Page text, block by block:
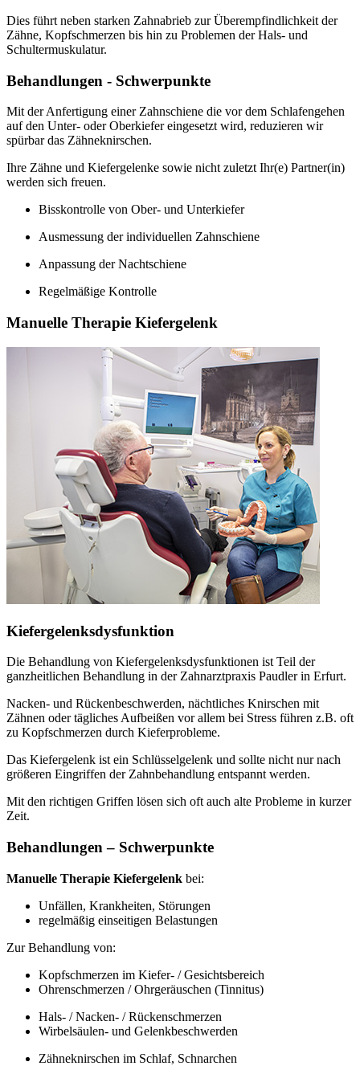
Dies führt neben starken Zahnabrieb zur Überempfindlichkeit der
Zähne, Kopfschmerzen bis hin zu Problemen der Hals- und
Schultermuskulatur.
Behandlungen - Schwerpunkte
Mit der Anfertigung einer Zahnschiene die vor dem Schlafengehen
auf den Unter- oder Oberkiefer eingesetzt wird, reduzieren wir
spürbar das Zähneknirschen.
Ihre Zähne und Kiefergelenke sowie nicht zuletzt Ihr(e) Partner(in)
werden sich freuen.
Bisskontrolle von Ober- und Unterkiefer
Ausmessung der individuellen Zahnschiene
Anpassung der Nachtschiene
Regelmäßige Kontrolle
Manuelle Therapie Kiefergelenk
Kiefergelenksdysfunktion
Die Behandlung von Kiefergelenksdysfunktionen ist Teil der
ganzheitlichen Behandlung in der Zahnarztpraxis Paudler in Erfurt.
Nacken- und Rückenbeschwerden, nächtliches Knirschen mit
Zähnen oder tägliches Aufbeißen vor allem bei Stress führen z.B. oft
zu Kopfschmerzen durch Kieferprobleme.
Das Kiefergelenk ist ein Schlüsselgelenk und sollte nicht nur nach
größeren Eingriffen der Zahnbehandlung entspannt werden.
Mit den richtigen Griffen lösen sich oft auch alte Probleme in kurzer
Zeit.
Behandlungen – Schwerpunkte
Manuelle Therapie Kiefergelenk bei:
Unfällen, Krankheiten, Störungen
regelmäßig einseitigen Belastungen
Zur Behandlung von:
Kopfschmerzen im Kiefer- / Gesichtsbereich
Ohrenschmerzen / Ohrgeräuschen (Tinnitus)
Hals- / Nacken- / Rückenschmerzen
Wirbelsäulen- und Gelenkbeschwerden
Zähneknirschen im Schlaf, Schnarchen